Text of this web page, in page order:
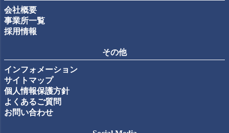
会社概要
事業所一覧
採用情報
その他
インフォメーション
サイトマップ
個人情報保護方針
よくあるご質問
お問い合わせ